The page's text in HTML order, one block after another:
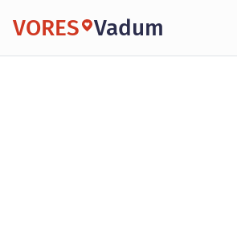
VORES Vadum